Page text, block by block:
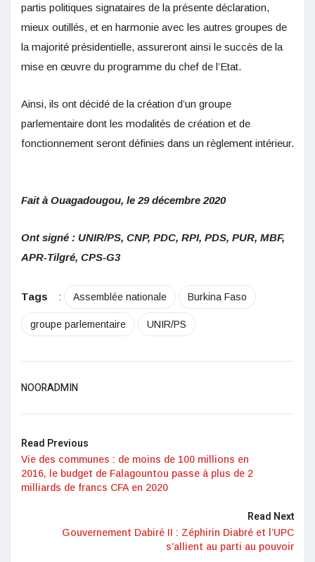
partis politiques signataires de la présente déclaration,
mieux outillés, et en harmonie avec les autres groupes de
la majorité présidentielle, assureront ainsi le succès de la
mise en œuvre du programme du chef de l’Etat.
Ainsi, ils ont décidé de la création d’un groupe
parlementaire dont les modalités de création et de
fonctionnement seront définies dans un règlement intérieur.
Fait à Ouagadougou, le 29 décembre 2020
Ont signé : UNIR/PS, CNP, PDC, RPI, PDS, PUR, MBF,
APR-Tilgré, CPS-G3
Tags : Assemblée nationale Burkina Faso
groupe parlementaire UNIR/PS
NOORADMIN
Read Previous
Vie des communes : de moins de 100 millions en
2016, le budget de Falagountou passe à plus de 2
milliards de francs CFA en 2020
Read Next
Gouvernement Dabiré II : Zéphirin Diabré et l’UPC
s’allient au parti au pouvoir